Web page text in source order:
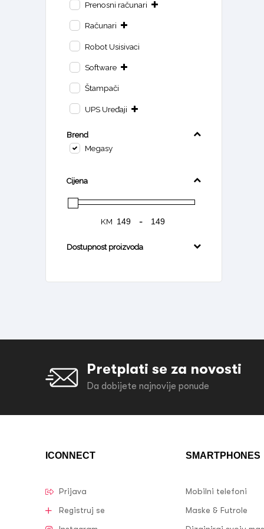
Prenosni računari
Računari
Robot Usisivaci
Software
Štampači
UPS Uređaji
Brend
Megasy
Cijena
KM -
Dostupnost proizvoda
Pretplati se za novosti
Da dobijete najnovije ponude
ICONNECT
Prijava
Registruj se
SMARTPHONES
Mobilni telefoni
Maske & Futrole